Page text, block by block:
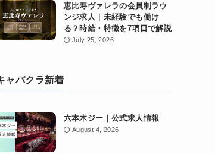
恵比寿ヴァレラの会員制ラウ
ンジ求人｜未経験でも働け
る？時給・特徴を7項目で解説
July 25, 2026
ャバクラ新着
六本木ジー｜公式求人情報
August 4, 2026